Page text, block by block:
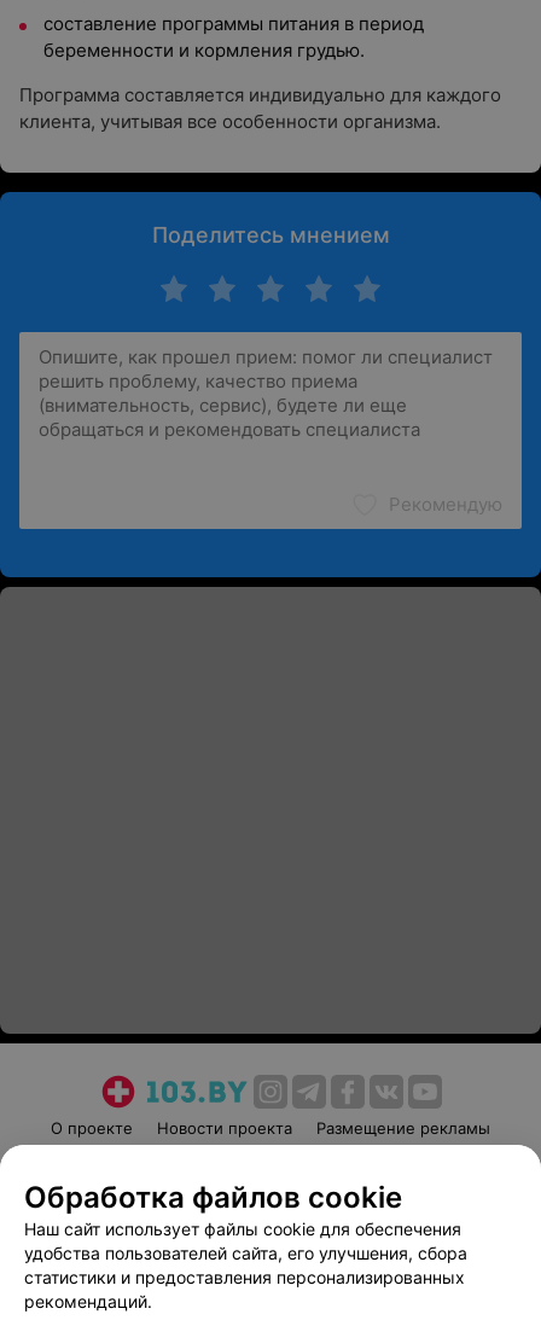
составление программы питания в период
беременности и кормления грудью.
Программа составляется индивидуально для каждого
клиента, учитывая все особенности организма.
Поделитесь мнением
Рекомендую
О проекте Новости проекта
Размещение рекламы
Пользовательское соглашение
Способы оплаты
Вакансии
Партнеры
Написать руководителю 103.by
Обработка файлов cookie
Наш сайт использует файлы cookie для обеспечения
удобства пользователей сайта, его улучшения, сбора
статистики и предоставления персонализированных
рекомендаций.